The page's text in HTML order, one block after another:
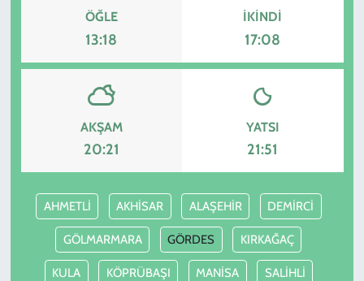
ÖĞLE
13:18
İKINDI
17:08
AKŞAM
20:21
YATSI
21:51
AHMETLİ AKHİSAR ALAŞEHİR DEMİRCİ
GÖLMARMARA GÖRDES KIRKAĞAÇ
KULA KÖPRÜBAŞI MANİSA SALİHLİ